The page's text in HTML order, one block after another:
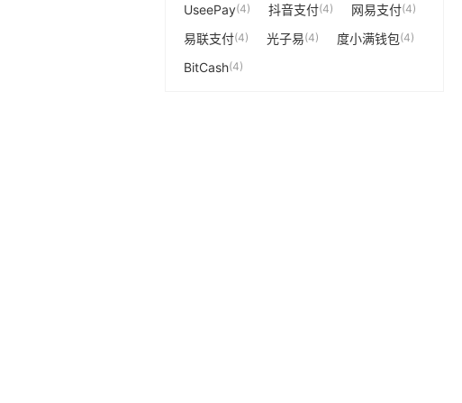
UseePay(4) 抖音支付(4) 网易支付(4)
易联支付(4) 光子易(4) 度小满钱包(4)
BitCash(4)